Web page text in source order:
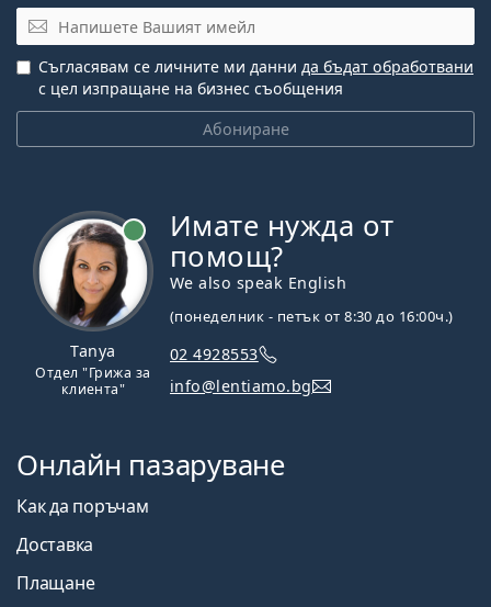
Имейл
Абониране
Съгласявам се личните ми данни да бъдат обработвани
с цел изпращане на бизнес съобщения
Tanya
Отдел "Грижа за
клиента"
Имате нужда от
помощ?
We also speak English
(понеделник - петък от 8:30 до 16:00ч.)
02 4928553
info@lentiamo.bg
Онлайн пазаруване
Как да поръчам
Доставка
Плащане